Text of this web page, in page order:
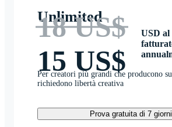
Unlimited
18 US$
15 US$
USD al
Per creatori più grandi che producono
richiedono libertà creativa
Prova gratuita di 7 giorni